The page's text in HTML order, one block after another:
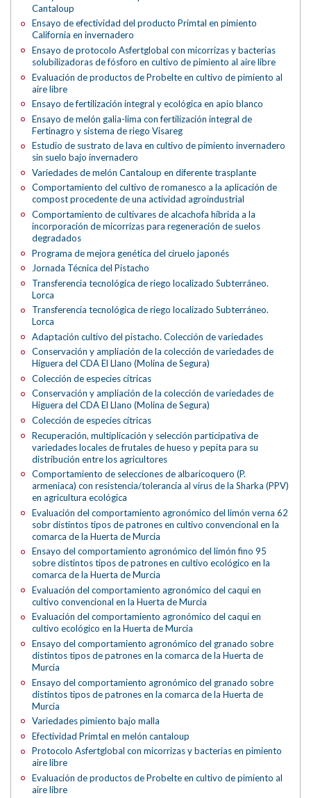
Cantaloup
Ensayo de efectividad del producto Primtal en pimiento
California en invernadero
Ensayo de protocolo Asfertglobal con micorrizas y bacterias
solubilizadoras de fósforo en cultivo de pimiento al aire libre
Evaluación de productos de Probelte en cultivo de pimiento al
aire libre
Ensayo de fertilización integral y ecológica en apio blanco
Ensayo de melón galia-lima con fertilización integral de
Fertinagro y sistema de riego Visareg
Estudio de sustrato de lava en cultivo de pimiento invernadero
sin suelo bajo invernadero
Variedades de melón Cantaloup en diferente trasplante
Comportamiento del cultivo de romanesco a la aplicación de
compost procedente de una actividad agroindustrial
Comportamiento de cultivares de alcachofa híbrida a la
incorporación de micorrizas para regeneración de suelos
degradados
Programa de mejora genética del ciruelo japonés
Jornada Técnica del Pistacho
Transferencia tecnológica de riego localizado Subterráneo.
Lorca
Transferencia tecnológica de riego localizado Subterráneo.
Lorca
Adaptación cultivo del pistacho. Colección de variedades
Conservación y ampliación de la colección de variedades de
Higuera del CDA El Llano (Molina de Segura)
Colección de especies cítricas
Conservación y ampliación de la colección de variedades de
Higuera del CDA El Llano (Molina de Segura)
Colección de especies cítricas
Recuperación, multiplicación y selección participativa de
variedades locales de frutales de hueso y pepita para su
distribución entre los agricultores
Comportamiento de selecciones de albaricoquero (P.
armeniaca) con resistencia/tolerancia al virus de la Sharka (PPV)
en agricultura ecológica
Evaluación del comportamiento agronómico del limón verna 62
sobr distintos tipos de patrones en cultivo convencional en la
comarca de la Huerta de Murcia
Ensayo del comportamiento agronómico del limón fino 95
sobre distintos tipos de patrones en cultivo ecológico en la
comarca de la Huerta de Murcia
Evaluación del comportamiento agronómico del caqui en
cultivo convencional en la Huerta de Murcia
Evaluación del comportamiento agronómico del caqui en
cultivo ecológico en la Huerta de Murcia
Ensayo del comportamiento agronómico del granado sobre
distintos tipos de patrones en la comarca de la Huerta de
Murcia
Ensayo del comportamiento agronómico del granado sobre
distintos tipos de patrones en la comarca de la Huerta de
Murcia
Variedades pimiento bajo malla
Efectividad Primtal en melón cantaloup
Protocolo Asfertglobal con micorrizas y bacterias en pimiento
aire libre
Evaluación de productos de Probelte en cultivo de pimiento al
aire libre